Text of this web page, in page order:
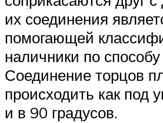
их соединения
помогающей
наличники по
Соединение торцов
происходить как под
и в 90 градусов.